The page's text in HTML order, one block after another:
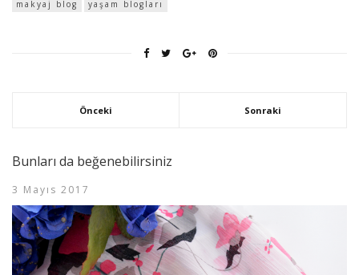
makyaj blog yaşam blogları
Önceki Sonraki
Bunları da beğenebilirsiniz
3 Mayıs 2017